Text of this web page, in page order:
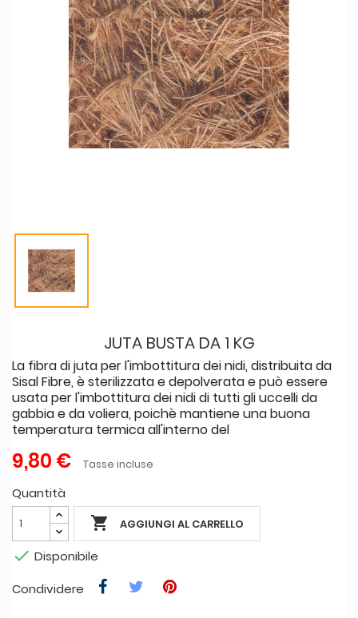
JUTA BUSTA DA 1 KG
La fibra di juta per l'imbottitura dei nidi, distribuita da
Sisal Fibre, è sterilizzata e depolverata e può essere
usata per l'imbottitura dei nidi di tutti gli uccelli da
gabbia e da voliera, poichè mantiene una buona
temperatura termica all'interno del
9,80 € Tasse incluse
Quantità
 AGGIUNGI AL CARRELLO
 Disponibile
Condividere